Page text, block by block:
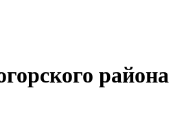
района